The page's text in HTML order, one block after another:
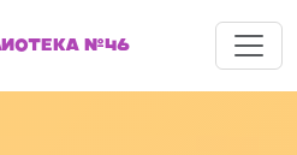
№46 Меню